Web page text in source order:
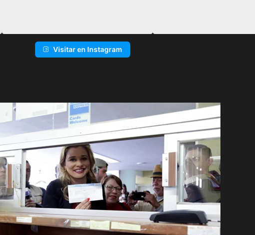
Visitar en Instagram